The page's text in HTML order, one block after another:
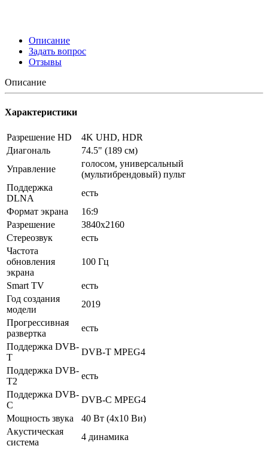
Описание
Задать вопрос
Отзывы
Описание
Характеристики
Разрешение HD
4K UHD, HDR
Диагональ
74.5" (189 см)
Управление
голосом, универсальный
(мультибрендовый) пульт
Поддержка
DLNA
есть
Формат экрана
16:9
Разрешение
3840x2160
Стереозвук
есть
Частота
обновления
экрана
100 Гц
Smart TV
есть
Год создания
модели
2019
Прогрессивная
развертка
есть
Поддержка DVB-
T
DVB-T MPEG4
Поддержка DVB-
T2
есть
Поддержка DVB-
C
DVB-C MPEG4
Мощность звука
40 Вт (4х10 Ви)
Акустическая
система
4 динамика